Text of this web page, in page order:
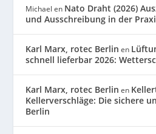
Michael en Nato Draht (2026)
und Ausschreibung in der
Karl Marx, rotec Berlin en
schnell lieferbar 2026:
Karl Marx, rotec Berlin en
Kellerverschläge: Die sichere
Berlin